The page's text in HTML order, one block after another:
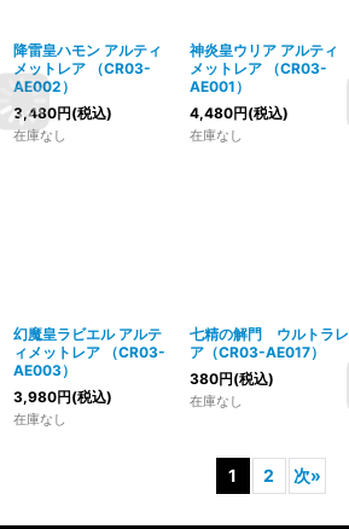
降雷皇ハモン アルティ
メットレア （CR03-
AE002）
3,480円(税込)
在庫なし
神炎皇ウリア アルティ
メットレア （CR03-
AE001）
4,480円(税込)
在庫なし
幻魔皇ラビエル アルテ
ィメットレア （CR03-
AE003）
3,980円(税込)
在庫なし
七精の解門 ウルトラレ
ア（CR03-AE017）
380円(税込)
在庫なし
1 2 次»